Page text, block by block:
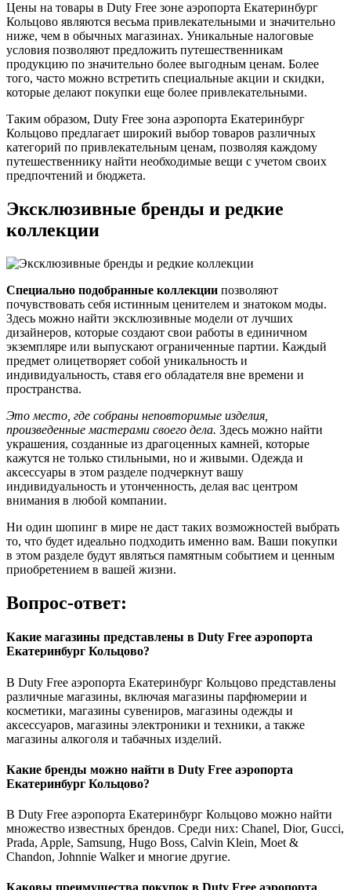
Цены на товары в Duty Free зоне аэропорта Екатеринбург
Кольцово являются весьма привлекательными и значительно
ниже, чем в обычных магазинах. Уникальные налоговые
условия позволяют предложить путешественникам
продукцию по значительно более выгодным ценам. Более
того, часто можно встретить специальные акции и скидки,
которые делают покупки еще более привлекательными.
Таким образом, Duty Free зона аэропорта Екатеринбург
Кольцово предлагает широкий выбор товаров различных
категорий по привлекательным ценам, позволяя каждому
путешественнику найти необходимые вещи с учетом своих
предпочтений и бюджета.
Эксклюзивные бренды и редкие
коллекции
Специально подобранные коллекции позволяют
почувствовать себя истинным ценителем и знатоком моды.
Здесь можно найти эксклюзивные модели от лучших
дизайнеров, которые создают свои работы в единичном
экземпляре или выпускают ограниченные партии. Каждый
предмет олицетворяет собой уникальность и
индивидуальность, ставя его обладателя вне времени и
пространства.
Это место, где собраны неповторимые изделия,
произведенные мастерами своего дела. Здесь можно найти
украшения, созданные из драгоценных камней, которые
кажутся не только стильными, но и живыми. Одежда и
аксессуары в этом разделе подчеркнут вашу
индивидуальность и утонченность, делая вас центром
внимания в любой компании.
Ни один шопинг в мире не даст таких возможностей выбрать
то, что будет идеально подходить именно вам. Ваши покупки
в этом разделе будут являться памятным событием и ценным
приобретением в вашей жизни.
Вопрос-ответ:
Какие магазины представлены в Duty Free аэропорта
Екатеринбург Кольцово?
В Duty Free аэропорта Екатеринбург Кольцово представлены
различные магазины, включая магазины парфюмерии и
косметики, магазины сувениров, магазины одежды и
аксессуаров, магазины электроники и техники, а также
магазины алкоголя и табачных изделий.
Какие бренды можно найти в Duty Free аэропорта
Екатеринбург Кольцово?
В Duty Free аэропорта Екатеринбург Кольцово можно найти
множество известных брендов. Среди них: Chanel, Dior, Gucci,
Prada, Apple, Samsung, Hugo Boss, Calvin Klein, Moet &
Chandon, Johnnie Walker и многие другие.